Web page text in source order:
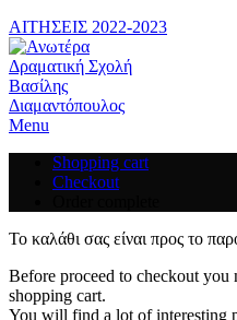
ΑΙΤΗΣΕΙΣ 2022-2023
Menu
Shopping cart
Checkout
Το καλάθι σας είναι προς το
Before proceed to checkout you
shopping cart.
You will find a lot of interesting